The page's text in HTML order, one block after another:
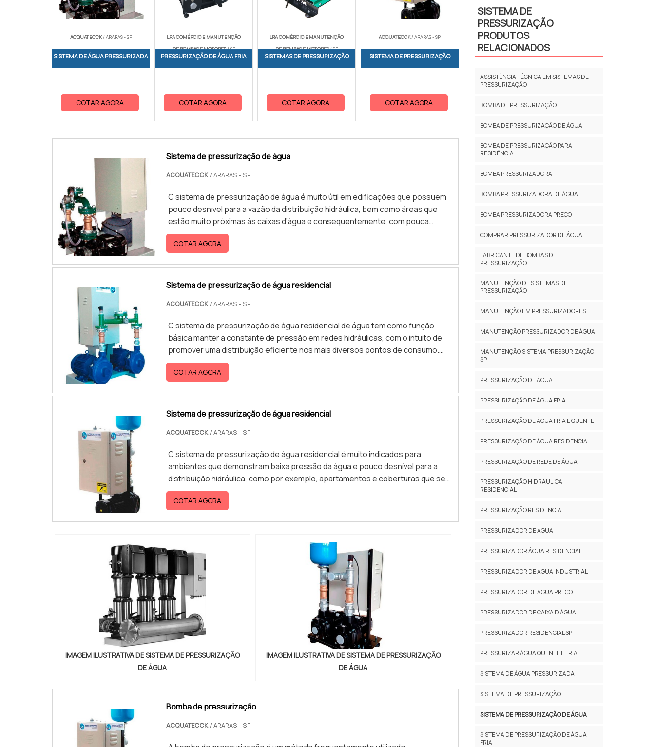
ACQUATECCK/ ARARAS - SP
SISTEMA DE ÁGUA PRESSURIZADA
COTAR AGORA
LRA COMÉRCIO E MANUTENÇÃO
DE BOMBAS E MOTORES/ SP
PRESSURIZAÇÃO DE ÁGUA FRIA
COTAR AGORA
LRA COMÉRCIO E MANUTENÇÃO
DE BOMBAS E MOTORES/ SP
SISTEMAS DE PRESSURIZAÇÃO
COTAR AGORA
ACQUATECCK/ ARARAS - SP
SISTEMA DE PRESSURIZAÇÃO
COTAR AGORA
Sistema de pressurização de água
ACQUATECCK/ ARARAS - SP
O sistema de pressurização de água é muito útil em edificações que possuem
pouco desnível para a vazão da distribuição hidráulica, bem como áreas que
estão muito próximas às caixas d’água e consequentemente, com pouca
pressão para o transporte de líquido (em operações descendentes ou
ascendentes). O sistema possui um alto desempenho e garante a distribuição
v...
COTAR AGORA
Sistema de pressurização de água residencial
ACQUATECCK/ ARARAS - SP
O sistema de pressurização de água residencial de água tem como função
básica manter a constante de pressão em redes hidráulicas, com o intuito de
promover uma distribuição eficiente nos mais diversos pontos de consumo.
Ele performa por meio de equipamentos de bombas, que regulam o nível de
transporte de água em reservatórios, com a mínima ocorrência de variações.
COTAR AGORA
Sistema de pressurização de água residencial
ACQUATECCK/ ARARAS - SP
O sistema de pressurização de água residencial é muito indicados para
ambientes que demonstram baixa pressão da água e pouco desnível para a
distribuição hidráulica, como por exemplo, apartamentos e coberturas que se
encontram próximos às caixas d’água. O sistema da linha AQ MAX faz parte dos
modelos compactos AQ, confeccionados para motores de até 3 cv, próprios
COTAR AGORA
IMAGEM ILUSTRATIVA DE SISTEMA DE PRESSURIZAÇÃO
DE ÁGUA
IMAGEM ILUSTRATIVA DE SISTEMA DE PRESSURIZAÇÃO
DE ÁGUA
Bomba de pressurização
ACQUATECCK/ ARARAS - SP
SISTEMA DE
PRESSURIZAÇÃO
PRODUTOS
RELACIONADOS
ASSISTÊNCIA TÉCNICA EM SISTEMAS DE
PRESSURIZAÇÃO
BOMBA DE PRESSURIZAÇÃO
BOMBA DE PRESSURIZAÇÃO DE ÁGUA
BOMBA DE PRESSURIZAÇÃO PARA
RESIDÊNCIA
BOMBA PRESSURIZADORA
BOMBA PRESSURIZADORA DE ÁGUA
BOMBA PRESSURIZADORA PREÇO
COMPRAR PRESSURIZADOR DE ÁGUA
FABRICANTE DE BOMBAS DE
PRESSURIZAÇÃO
MANUTENÇÃO DE SISTEMAS DE
PRESSURIZAÇÃO
MANUTENÇÃO EM PRESSURIZADORES
MANUTENÇÃO PRESSURIZADOR DE ÁGUA
MANUTENÇÃO SISTEMA PRESSURIZAÇÃO
SP
PRESSURIZAÇÃO DE ÁGUA
PRESSURIZAÇÃO DE ÁGUA FRIA
PRESSURIZAÇÃO DE ÁGUA FRIA E QUENTE
PRESSURIZAÇÃO DE ÁGUA RESIDENCIAL
PRESSURIZAÇĂO DE REDE DE ÁGUA
PRESSURIZAÇÃO HIDRÁULICA
RESIDENCIAL
PRESSURIZAÇÃO RESIDENCIAL
PRESSURIZADOR DE ÁGUA
PRESSURIZADOR ÁGUA RESIDENCIAL
PRESSURIZADOR DE ÁGUA INDUSTRIAL
PRESSURIZADOR DE ÁGUA PREÇO
PRESSURIZADOR DE CAIXA D ÁGUA
PRESSURIZADOR RESIDENCIAL SP
PRESSURIZAR ÁGUA QUENTE E FRIA
SISTEMA DE ÁGUA PRESSURIZADA
SISTEMA DE PRESSURIZAÇÃO
SISTEMA DE PRESSURIZAÇÃO DE ÁGUA
SISTEMA DE PRESSURIZAÇĂO DE ÁGUA
FRIA